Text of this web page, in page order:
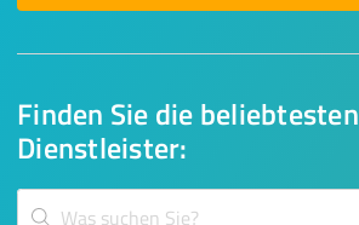
Finden Sie die beliebtesten
Dienstleister: